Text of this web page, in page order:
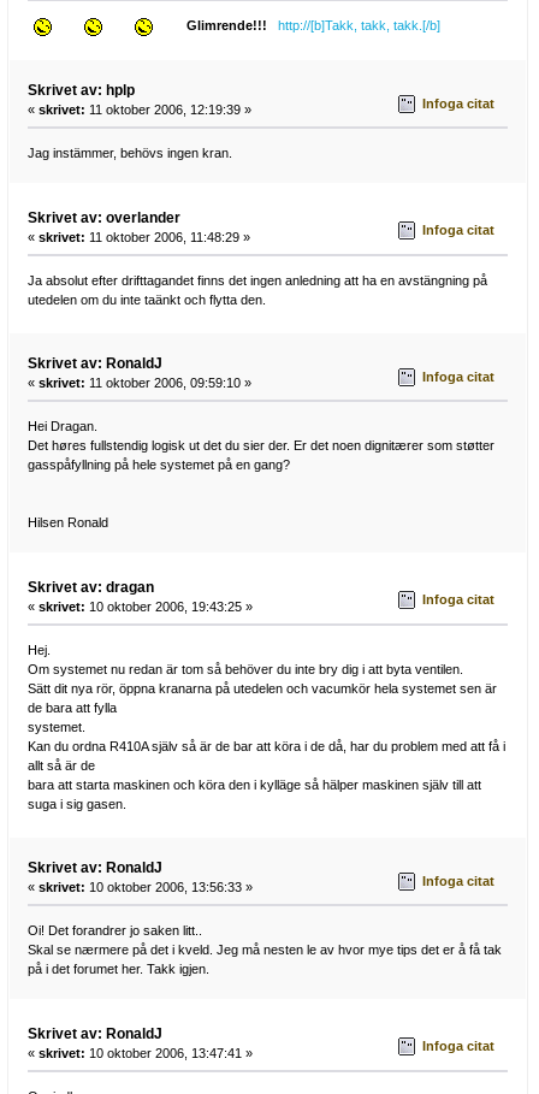
Glimrende!!! http://[b]Takk, takk, takk.[/b]
Skrivet av: hplp
« skrivet: 11 oktober 2006, 12:19:39 » Infoga citat
Jag instämmer, behövs ingen kran.
Skrivet av: overlander
« skrivet: 11 oktober 2006, 11:48:29 » Infoga citat
Ja absolut efter drifttagandet finns det ingen anledning att ha en avstängning på
utedelen om du inte taänkt och flytta den.
Skrivet av: RonaldJ
« skrivet: 11 oktober 2006, 09:59:10 » Infoga citat
Hei Dragan.
Det høres fullstendig logisk ut det du sier der. Er det noen dignitærer som støtter
gasspåfyllning på hele systemet på en gang?
Hilsen Ronald
Skrivet av: dragan
« skrivet: 10 oktober 2006, 19:43:25 » Infoga citat
Hej.
Om systemet nu redan är tom så behöver du inte bry dig i att byta ventilen.
Sätt dit nya rör, öppna kranarna på utedelen och vacumkör hela systemet sen är
de bara att fylla
systemet.
Kan du ordna R410A själv så är de bar att köra i de då, har du problem med att få i
allt så är de
bara att starta maskinen och köra den i kylläge så hälper maskinen själv till att
suga i sig gasen.
Skrivet av: RonaldJ
« skrivet: 10 oktober 2006, 13:56:33 » Infoga citat
Oi! Det forandrer jo saken litt..
Skal se nærmere på det i kveld. Jeg må nesten le av hvor mye tips det er å få tak
på i det forumet her. Takk igjen.
Skrivet av: RonaldJ
« skrivet: 10 oktober 2006, 13:47:41 » Infoga citat